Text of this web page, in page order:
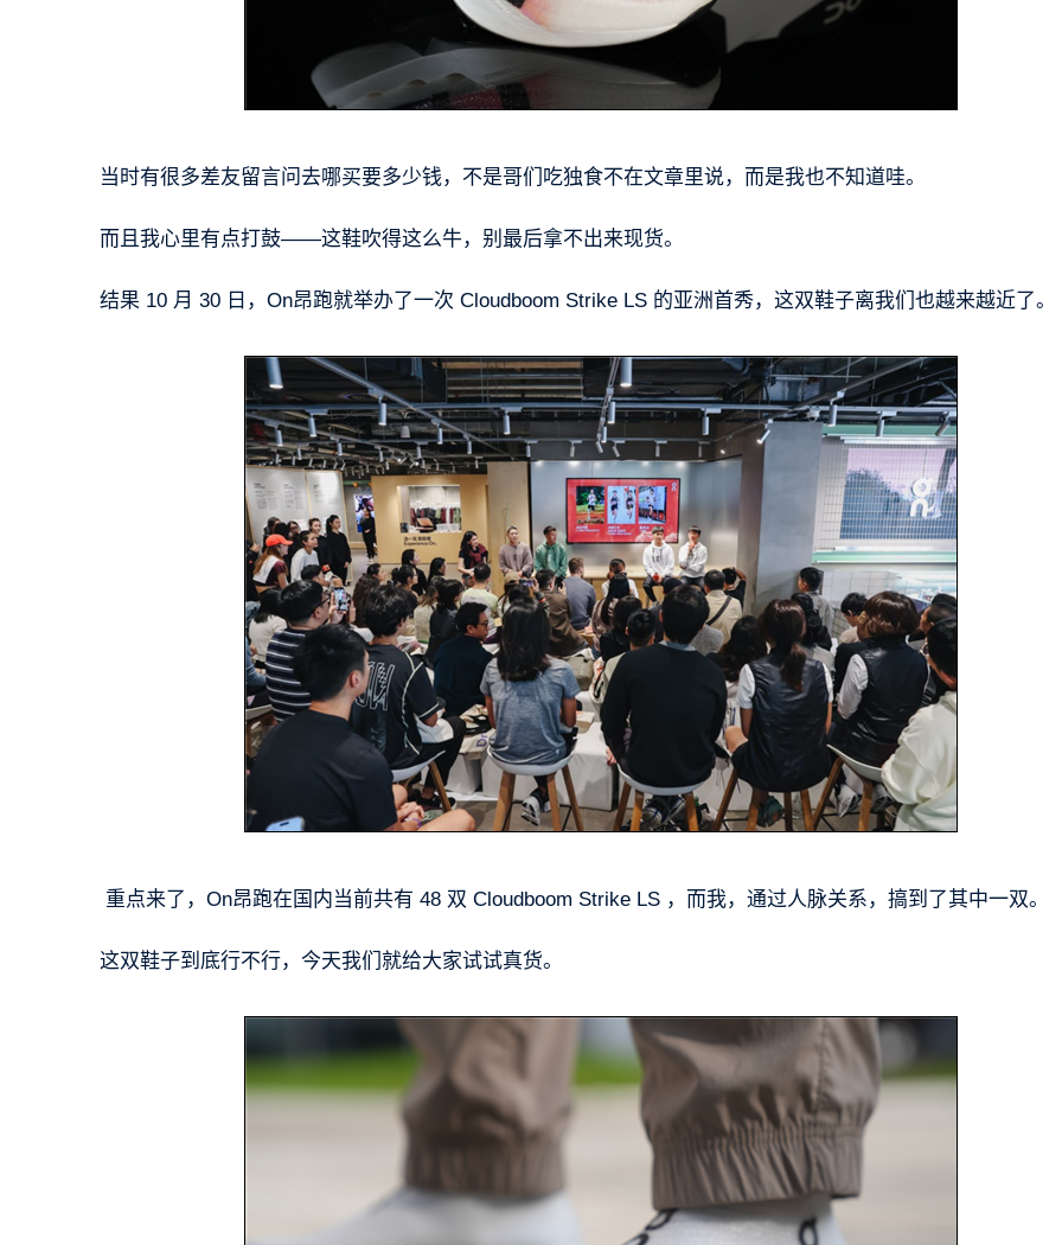
当时有很多差友留言问去哪买要多少钱，不是哥们吃独食不在文章里说，而是我也不知道哇。
而且我心里有点打鼓——这鞋吹得这么牛，别最后拿不出来现货。
结果 10 月 30 日，On昂跑就举办了一次 Cloudboom Strike LS 的亚洲首秀，这双鞋子离我们也越来越近了。
重点来了，On昂跑在国内当前共有 48 双 Cloudboom Strike LS ，而我，通过人脉关系，搞到了其中一双。
这双鞋子到底行不行，今天我们就给大家试试真货。